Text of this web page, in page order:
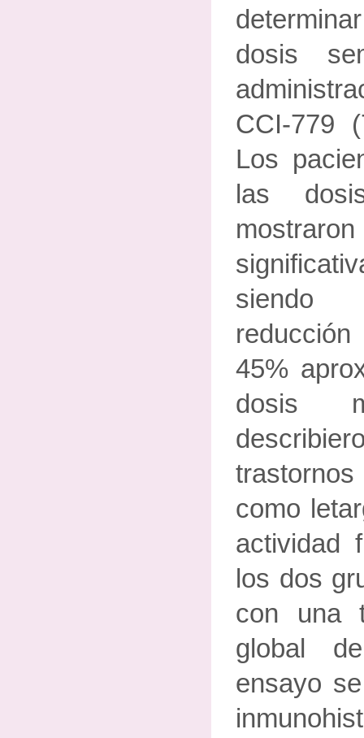
dosis
CCI-779
Los
las
siendo
45%
dosis
como
actividad
los dos
con una
global
ensayo